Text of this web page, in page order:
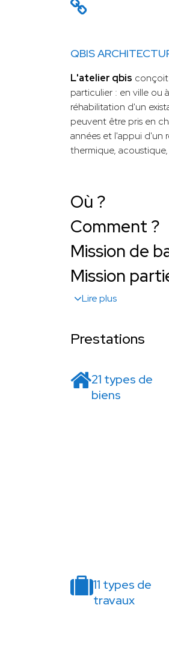
QBIS
L'atelier qbis conçoit
particulier : en ville ou
réhabilitation d'un
peuvent être pris en
années et l'appui d'un
thermique,
Où ?
Comment ?
Mission de
Mission
Lire plus
Prestations
21 types de
biens
11 types de
travaux